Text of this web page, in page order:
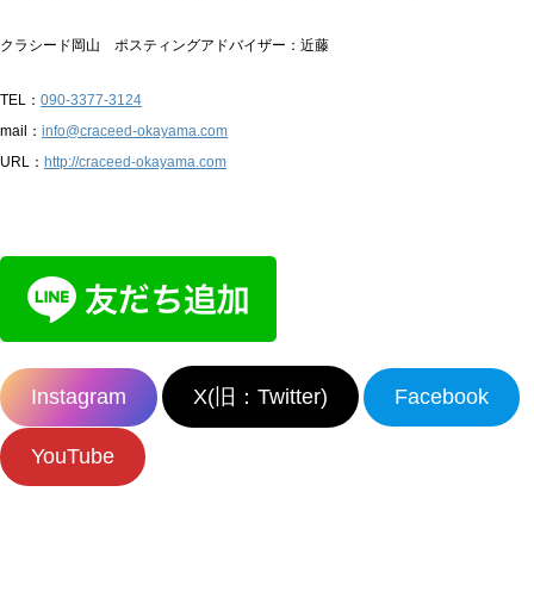
クラシード岡山 ポスティングアドバイザー：近藤
TEL： 090-3377-3124
mail： info@craceed-okayama.com
URL： http://craceed-okayama.com
Instagram X(旧：Twitter) Facebook
YouTube